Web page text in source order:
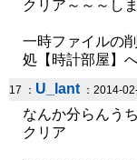
クリア～～～しま
一時ファイルの
処【時計部屋】
17 ： U_lant：2014-
なんか分らんう
クリア